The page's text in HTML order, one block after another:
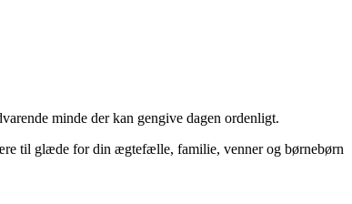
minde der kan gengive dagen ordenligt.
til glæde for din ægtefælle, familie, venner og børnebørn